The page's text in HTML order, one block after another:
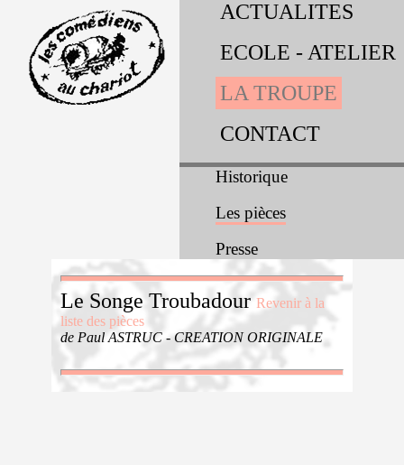
ACTUALITES
ECOLE - ATELIER
LA TROUPE
CONTACT
Historique
Les pièces
Presse
Le Songe TroubadourRevenir à la
liste des pièces
de Paul ASTRUC - CREATION ORIGINALE